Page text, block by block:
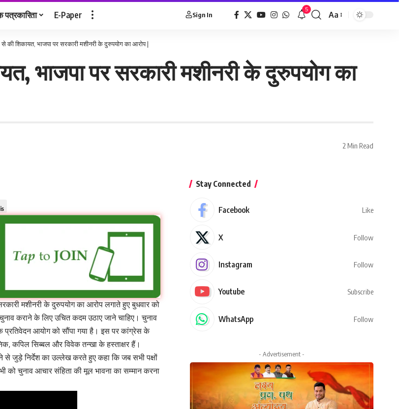
पत्रकारिता E-Paper Sign In
5
Aa
की शिकायत, भाजपा पर सरकारी मशीनरी के दुरुपयोग का आरोप |
भाजपा पर सरकारी मशीनरी के दुरुपयोग का
2 Min Read
मशीनरी के दुरुपयोग का आरोप लगाते हुए बुधवार को
कराने के लिए उचित कदम उठाए जाने चाहिए। चुनाव
प्रतिवेदन आयोग को सौंपा गया है। इस पर कांग्रेस के
कपिल सिब्बल और विवेक तन्खा के हस्ताक्षर हैं।
जुड़े निर्देश का उल्लेख करते हुए कहा कि जब सभी पक्षों
को चुनाव आचार संहिता की मूल भावना का सम्मान करना
Stay Connected
Facebook Like
X Follow
Instagram Follow
Youtube Subscribe
WhatsApp Follow
- Advertisement -